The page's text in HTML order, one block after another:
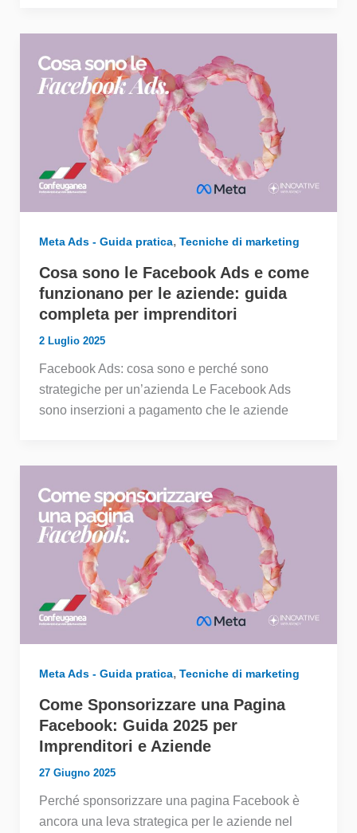
Meta Ads - Guida pratica, Tecniche di marketing
Cosa sono le Facebook Ads e come
funzionano per le aziende: guida
completa per imprenditori
2 Luglio 2025
Facebook Ads: cosa sono e perché sono
strategiche per un’azienda Le Facebook Ads
sono inserzioni a pagamento che le aziende
Meta Ads - Guida pratica, Tecniche di marketing
Come Sponsorizzare una Pagina
Facebook: Guida 2025 per
Imprenditori e Aziende
27 Giugno 2025
Perché sponsorizzare una pagina Facebook è
ancora una leva strategica per le aziende nel